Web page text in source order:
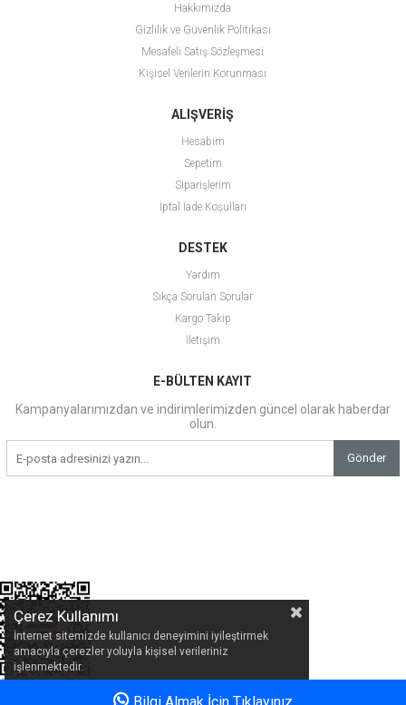
Hakkımızda
Gizlilik ve Güvenlik Politikası
Mesafeli Satış Sözleşmesi
Kişisel Verilerin Korunması
ALIŞVERİŞ
Hesabım
Sepetim
Siparişlerim
İptal İade Koşulları
DESTEK
Yardım
Sıkça Sorulan Sorular
Kargo Takip
İletişim
E-BÜLTEN KAYIT
Kampanyalarımızdan ve indirimlerimizden güncel olarak haberdar
olun.
Gönder
Çerez Kullanımı
İnternet sitemizde kullanıcı deneyimini iyileştirmek
amacıyla çerezler yoluyla kişisel verileriniz
işlenmektedir.